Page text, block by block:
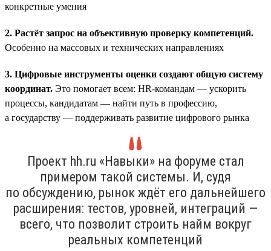
конкретные умения
2. Растёт запрос на объективную проверку компетенций.
Особенно на массовых и технических направлениях
3. Цифровые инструменты оценки создают общую систему
координат. Это помогает всем: HR-командам — ускорить
процессы, кандидатам — найти путь в профессию,
а государству — поддерживать развитие цифрового рынка
Проект hh.ru «Навыки» на форуме стал
примером такой системы. И, судя
по обсуждению, рынок ждёт его дальнейшего
расширения: тестов, уровней, интеграций —
всего, что позволит строить найм вокруг
реальных компетенций